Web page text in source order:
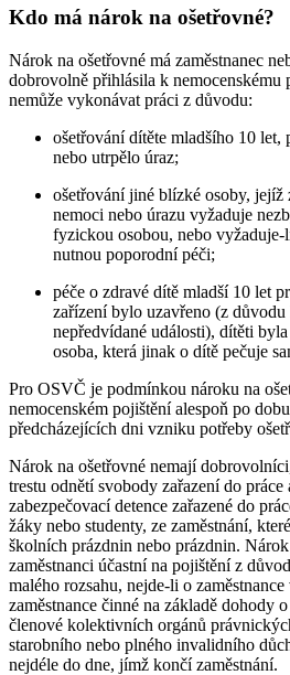
Kdo má nárok na ošetřovné?
Nárok na ošetřovné má zaměstnanec
dobrovolně přihlásila k nemocenskému
nemůže vykonávat práci z důvodu:
ošetřování dítěte mladšího 10
nebo utrpělo úraz;
ošetřování jiné blízké osoby, jejíž
nemoci nebo úrazu vyžaduje
fyzickou osobou, nebo
nutnou poporodní péči;
péče o zdravé dítě mladší 10 let
zařízení bylo uzavřeno (z
nepředvídané události), dítěti
osoba, která jinak o dítě pečuje
Pro OSVČ je podmínkou nároku na
nemocenském pojištění alespoň po
předcházejících dni vzniku potřeby
Nárok na ošetřovné nemají
trestu odnětí svobody zařazení do
zabezpečovací detence zařazené do
žáky nebo studenty, ze zaměstnání,
školních prázdnin nebo prázdnin.
zaměstnanci účastní na pojištění z
malého rozsahu, nejde-li o
zaměstnance činné na základě dohody
členové kolektivních orgánů
starobního nebo plného invalidního
nejdéle do dne, jímž končí zaměstnání.